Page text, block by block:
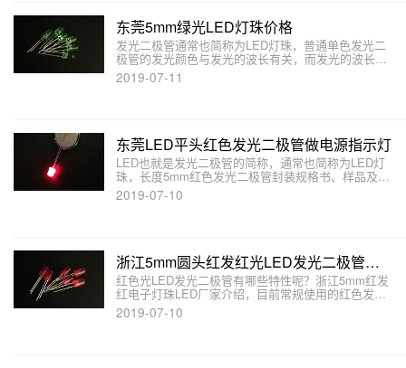
东莞5mm绿光LED灯珠价格
发光二极管通常也简称为LED灯珠，普通单色发光二
极管的发光颜色与发光的波长有关，而发光的波长又
取决于制发光二极管造发光二极管所用的半导体材
料。
2019-07-11
东莞LED平头红色发光二极管做电源指示灯
LED也就是发光二极管的简称，通常也简称为LED灯
珠，长度5mm红色发光二极管封装规格书、样品及报
价；本文介绍LED红色发光二极管做电源指示灯。更
多型号、颜色的5mm发光二极管封装产品欢迎来电或
2019-07-10
浙江5mm圆头红发红光LED发光二极管波长
红色光LED发光二极管有哪些特性呢？浙江5mm红发
红电子灯珠LED厂家介绍，目前常规使用的红色发光
二极管波长主要为620-630NM，红色光LED常规驱动
电压为1.8-2.6V。
2019-07-10